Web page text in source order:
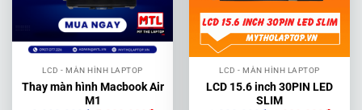
LCD - MÀN HÌNH LAPTOP
Thay màn hình Macbook Air
M1
LCD - MÀN HÌNH LAPTOP
LCD 15.6 inch 30PIN LED
SLIM